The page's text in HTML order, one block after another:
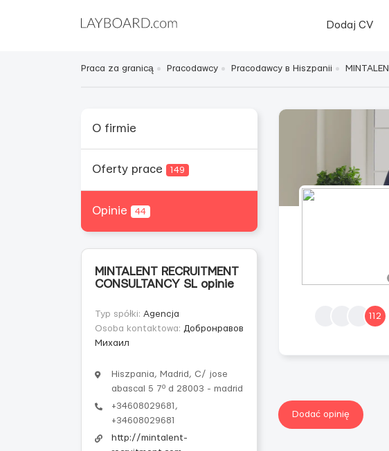
Dodaj CV
Praca za granicą Pracodawcy Pracodawcy в Hiszpanii
O firmie
Oferty prace 149
Opinie 44
MINTALENT RECRUITMENT
CONSULTANCY SL opinie
Typ spółki: Agencja
Osoba kontaktowa: Добронравов
Михаил
Hiszpania, Madrid, C/ jose
abascal 5 7º d 28003 - madrid
+34608029681,
+34608029681
http://mintalent-
112
Dodać opinię